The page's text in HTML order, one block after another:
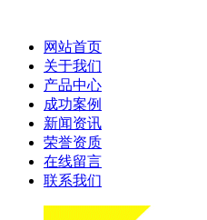
网站首页
关于我们
产品中心
成功案例
新闻资讯
荣誉资质
在线留言
联系我们